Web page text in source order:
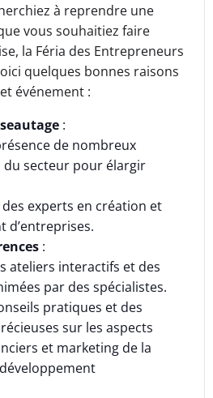
à reprendre une
vous souhaitiez faire
la Féria des Entrepreneurs
quelques bonnes raisons
événement :
:
de nombreux
du secteur pour élargir
des experts en création et
d’entreprises.
:
ateliers interactifs et des
par des spécialistes.
pratiques et des
sur les aspects
et marketing de la